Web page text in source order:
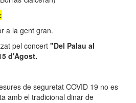
a la gent gran.
pel concert "Del Palau al
d'Agost.
de seguretat COVID 19 no es
amb el tradicional dinar de